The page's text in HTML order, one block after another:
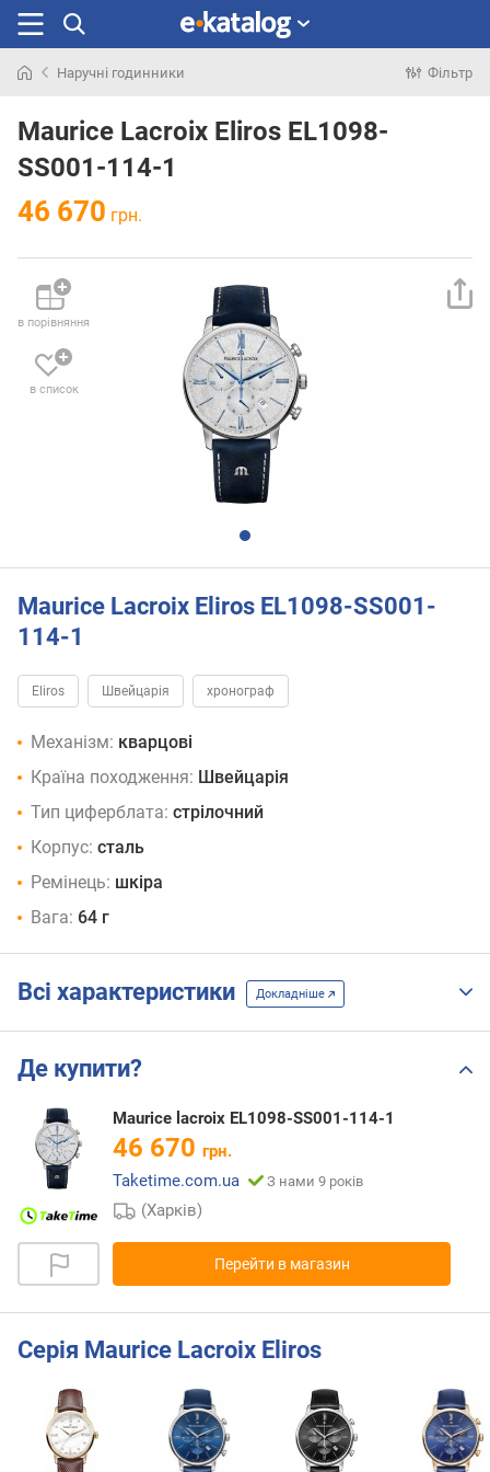
раніше
Наручні годинники Фільтр
Maurice Lacroix Eliros EL1098-
SS001-114-1
46 670 грн.
в порівняння
в список
Maurice Lacroix Eliros EL1098-SS001-
114-1
Eliros Швейцарія хронограф
Механізм: кварцові
Країна походження: Швейцарія
Тип циферблата: стрілочний
Корпус: сталь
Ремінець: шкіра
Вага: 64 г
Всі характеристики Докладніше
Де купити?
Maurice lacroix EL1098-SS001-114-1
46 670 грн.
Taketime.com.ua
З нами 9 років
(Харків)
Перейти в магазин
Серія Maurice Lacroix Eliros